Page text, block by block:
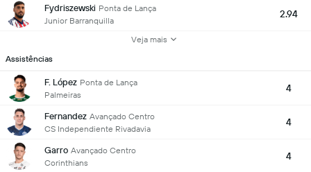
Fydriszewski Ponta de Lança
Junior Barranquilla
2.94
Veja mais
Assistências
F. López Ponta de Lança
Palmeiras
4
Fernandez Avançado Centro
CS Independiente Rivadavia
4
Garro Avançado Centro
Corinthians
4